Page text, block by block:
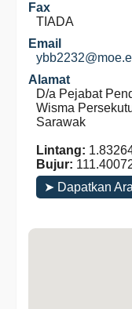
Fax
TIADA
Email
Alamat
D/a Pejabat
Wisma
Sarawak
Lintang:
Bujur:
➤ Dapatkan